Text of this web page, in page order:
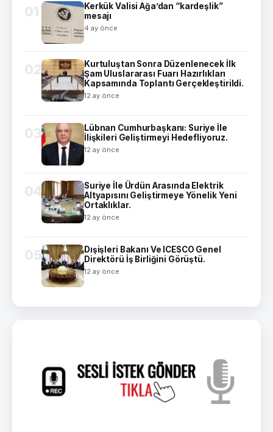
01
Kerkük Valisi Ağa’dan “kardeşlik”
mesajı
4 ay önce
02
Kurtuluştan Sonra Düzenlenecek İlk
Şam Uluslararası Fuarı Hazırlıkları
Kapsamında Toplantı Gerçekleştirildi.
12 ay önce
03
Lübnan Cumhurbaşkanı: Suriye İle
İlişkileri Geliştirmeyi Hedefliyoruz.
12 ay önce
04
Suriye İle Ürdün Arasında Elektrik
Altyapısını Geliştirmeye Yönelik Yeni
Ortaklıklar.
12 ay önce
05
Dışişleri Bakanı Ve ICESCO Genel
Direktörü İş Birliğini Görüştü.
12 ay önce